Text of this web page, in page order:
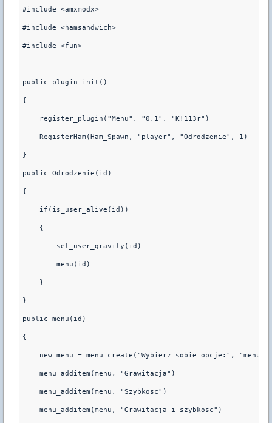
#include <amxmodx>
#include <hamsandwich>
#include <fun>
public plugin_init()
{
    register_plugin("Menu", "0.1", "K!113r")
    RegisterHam(Ham_Spawn, "player", "Odrodzenie", 1)
}
public Odrodzenie(id)
{
    if(is_user_alive(id))
    {
        set_user_gravity(id)
        menu(id)
    }
}
public menu(id)
{
new menu = menu_create("Wybierz sobie opcje:",
    menu_additem(menu, "Grawitacja")
    menu_additem(menu, "Szybkosc")
    menu_additem(menu, "Grawitacja i szybkosc")